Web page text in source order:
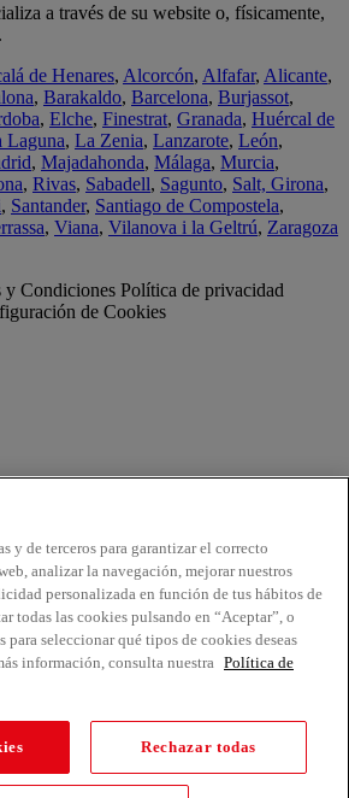
a través de su website o, físicamente,
.
de Henares, Alcorcón, Alfafar, Alicante,
, Barakaldo, Barcelona, Burjassot,
, Elche, Finestrat, Granada, Huércal de
Laguna, La Zenia, Lanzarote, León,
, Majadahonda, Málaga, Murcia,
, Rivas, Sabadell, Sagunto, Salt, Girona,
, Santander, Santiago de Compostela,
, Viana, Vilanova i la Geltrú, Zaragoza
y Condiciones Política de privacidad
de Cookies
y de terceros para garantizar el correcto
analizar la navegación, mejorar nuestros
personalizada en función de tus hábitos de
todas las cookies pulsando en “Aceptar”, o
para seleccionar qué tipos de cookies deseas
información, consulta nuestra Política de
Rechazar todas